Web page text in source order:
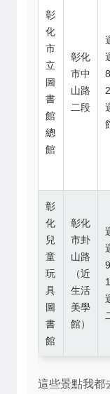
彰
化
市
立
圖
書
館
總
館
彰化
市中
山路
二段
彰
化
兒
童
玩
具
圖
書
館
彰化
市卦
山路
（近
生活
美學
館）
這些景點我都